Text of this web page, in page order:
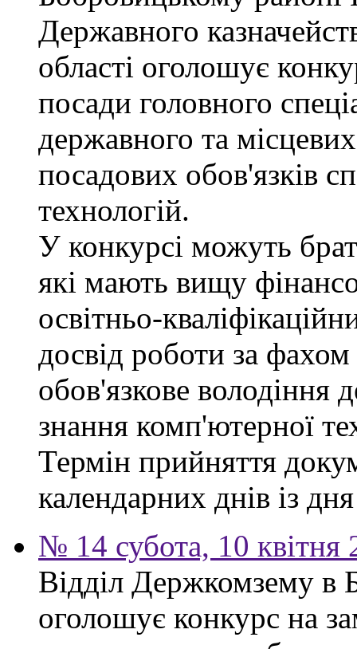
Державного
області оголошує
посади головного
державного та
посадових обов'язків
технологій.
У конкурсі можуть
які мають вищу
освітньо-
досвід роботи за
обов'язкове
знання комп'ютерної
Термін прийняття
календарних днів із
№ 14 субота, 10 квітня
Відділ Держкомзему в
оголошує конкурс на